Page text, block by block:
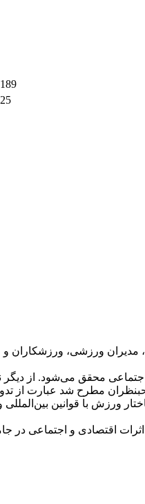
ورزشی، ورزشکاران و
محقق می­‌شود. از دیگر
مطرح شد عبارت از
ورزش با قوانین
اقتصادی و اجتماعی در